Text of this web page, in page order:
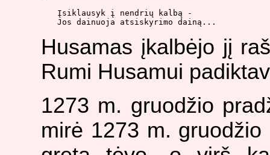
Įsiklausyk į nendrių kalbą -
Husamas įkalbėjo jį
Rumi Husamui
1273 m. gruodžio
mirė 1273 m.